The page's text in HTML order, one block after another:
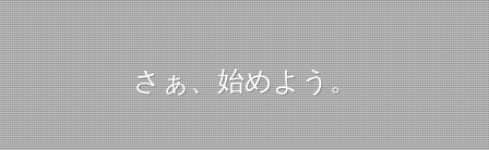
さぁ、始めよう。